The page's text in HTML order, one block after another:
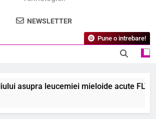
NEWSLETTER
Pune o intrebare!
asupra leucemiei mieloide acute FLT3-